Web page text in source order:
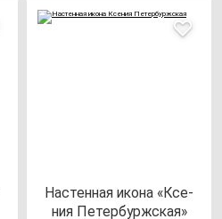
Нас­тен­ная ико­на «Ксе­
ния Петер­бурж­ская»